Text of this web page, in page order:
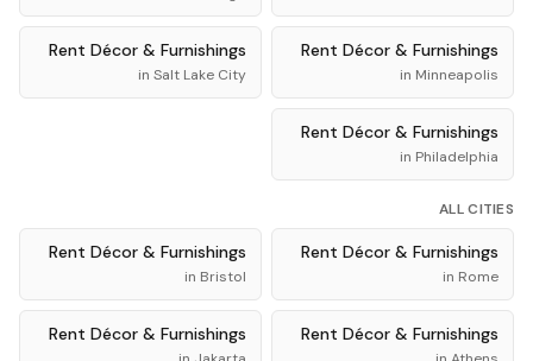
Rent Décor & Furnishings
in Minneapolis
Rent Décor & Furnishings
in Salt Lake City
Rent Décor & Furnishings
in Philadelphia
ALL CITIES
Rent Décor & Furnishings
in Rome
Rent Décor & Furnishings
in Bristol
Rent Décor & Furnishings
Rent Décor & Furnishings